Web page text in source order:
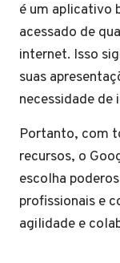
é um aplicativo
acessado de
internet. Isso
suas
necessidade
Portanto, com
recursos, o
escolha
profissionais e
agilidade e